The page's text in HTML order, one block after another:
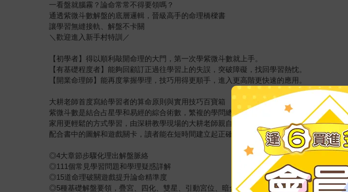
一看盤就腦霧？論命常常不得要領嗎？
通透紫微斗數解盤的底層邏輯，晉級高手的命理橋樑書
讓學習無縫接軌、解盤不卡關
＼歡迎進入新手村特訓／
【初學者】得以順利敲開命理的大門，第一次學紫微斗數就上手。
【有基礎程度者】能夠回顧訂正過往學習上的失誤，突破障礙，找回學習熱忱。
【開業命理師】能再度掌握學理，技巧用得更順手，進入更高階更快速的應用。
大耕老師首度寫給學習者的算命原則與實用技巧百寶箱
紫微斗數是結合占星學和易經的綜合術數，繁複的學問總讓學習者望而生怯，尤其初接觸
家用更輕鬆的方式學習，由深耕教學現場的大耕老師親自書寫，白話地說明命理原理和術
配合書中的圖解和遊戲關卡，讀者能在短時間建立起正確的概念，學習斗數不必多走冤枉路
◎4大章節步驟化理出解盤脈絡
◎111個常見學習問題和學理疑惑詳解
◎15道命理破關遊戲提升論命精準度
◎5種基礎解盤要領，疊宮、四化、雙星、引動宮位、暗合宮，再加疾厄宮概要示範